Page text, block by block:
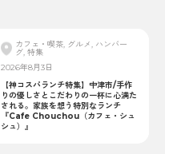
カフェ・喫茶, グルメ, ハンバー
グ, 特集
2026年8月3日
【神コスパランチ特集】中津市/手作
りの優しさとこだわりの一杯に心満た
される。家族を想う特別なランチ
『Cafe Chouchou（カフェ・シュ
シュ）』